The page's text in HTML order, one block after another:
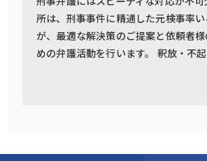
所は、刑事事件に精通した元検事率
が、最適な解決策のご提案と依頼者
めの弁護活動を行います。 釈放・不